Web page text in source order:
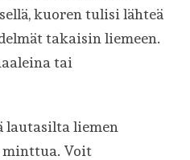
kuoren tulisi lähteä
takaisin liemeen.
tai
lautasilta liemen
minttua. Voit